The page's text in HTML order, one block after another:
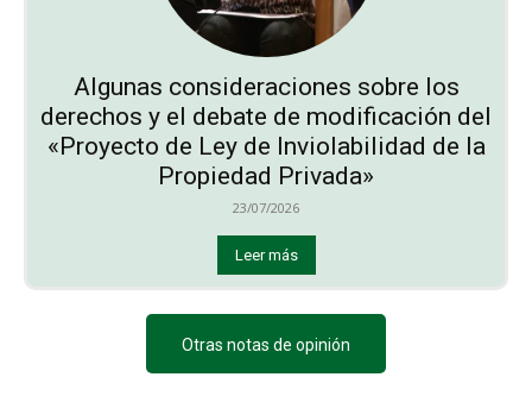
Algunas consideraciones sobre los
derechos y el debate de modificación del
«Proyecto de Ley de Inviolabilidad de la
Propiedad Privada»
23/07/2026
Leer más
Otras notas de opinión